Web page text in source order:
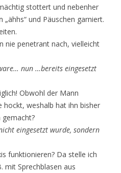
stottert und nebenher
und Päuschen garniert.
nie penetrant nach, vielleicht
nun …bereits eingesetzt
Obwohl der Mann
weshalb hat ihn bisher
eingesetzt wurde, sondern
funktionieren? Da stelle ich
mit Sprechblasen aus